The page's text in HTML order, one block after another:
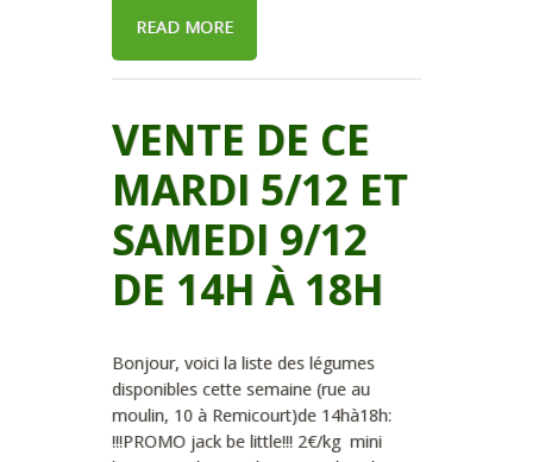
READ MORE
VENTE DE CE
MARDI 5/12 ET
SAMEDI 9/12
DE 14H À 18H
Bonjour, voici la liste des légumes
disponibles cette semaine (rue au
moulin, 10 à Remicourt)de 14hà18h:
!!!PROMO jack be little!!! 2€/kg mini